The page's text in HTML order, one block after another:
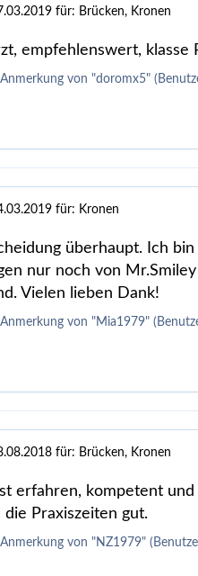
für: Brücken, Kronen
empfehlenswert, klasse
von "doromx5"
für: Kronen
überhaupt. Ich
nur noch von
Vielen lieben Dank!
von "Mia1979"
für: Brücken, Kronen
erfahren, kompetent
die Praxiszeiten gut.
von "NZ1979"